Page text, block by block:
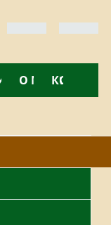
ОБЗОРЫ
О МАГАЗИНЕ